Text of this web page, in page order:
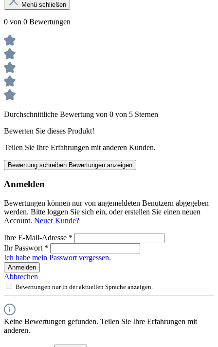
Menü schließen
0 von 0 Bewertungen
Durchschnittliche Bewertung von 0 von 5 Sternen
Bewerten Sie dieses Produkt!
Teilen Sie Ihre Erfahrungen mit anderen Kunden.
Bewertung schreiben Bewertungen anzeigen
Anmelden
Bewertungen können nur von angemeldeten Benutzern abgegeben
werden. Bitte loggen Sie sich ein, oder erstellen Sie einen neuen
Account. Neuer Kunde?
Ihre E-Mail-Adresse *
Ihr Passwort *
Ich habe mein Passwort vergessen.
Anmelden
Abbrechen
Bewertungen nur in der aktuellen Sprache anzeigen.
Keine Bewertungen gefunden. Teilen Sie Ihre Erfahrungen mit
anderen.